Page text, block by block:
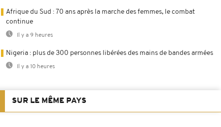
Afrique du Sud : 70 ans après la marche des femmes, le combat
continue
Il y a 9 heures
Nigeria : plus de 300 personnes libérées des mains de bandes armées
Il y a 10 heures
SUR LE MÊME PAYS